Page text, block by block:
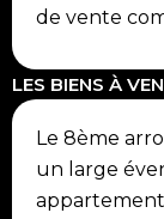
de vente
LES BIENS À
Le 8ème
un large